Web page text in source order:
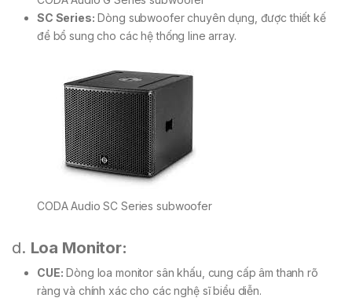
SC Series: Dòng subwoofer chuyên dụng, được thiết kế
để bổ sung cho các hệ thống line array.
CODA Audio SC Series subwoofer
d. Loa Monitor:
CUE: Dòng loa monitor sân khấu, cung cấp âm thanh rõ
ràng và chính xác cho các nghệ sĩ biểu diễn.